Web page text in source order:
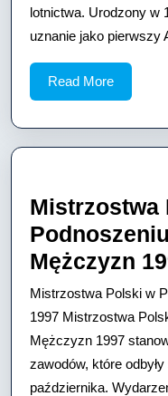
lotnictwa. Urodzony w
uznanie jako pierwszy
Read MoreRead
More
Mistrzostwa
Mężczyzn
Mistrzostwa Polski w
1997 Mistrzostwa
Mężczyzn 1997
zawodów, które
października.